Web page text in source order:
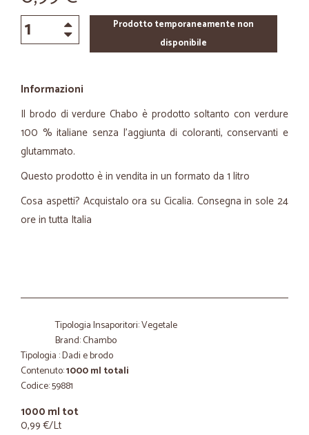
Prodotto temporaneamente non
disponibile
Informazioni
Il brodo di verdure Chabo è prodotto soltanto con verdure
100 % italiane senza l'aggiunta di coloranti, conservanti e
glutammato.
Questo prodotto è in vendita in un formato da 1 litro
Cosa aspetti? Acquistalo ora su Cicalia. Consegna in sole 24
ore in tutta Italia
Tipologia Insaporitori: Vegetale
Brand: Chambo
Tipologia : Dadi e brodo
Contenuto:1000 ml totali
Codice: 59881
1000 ml tot
0,99 €/Lt